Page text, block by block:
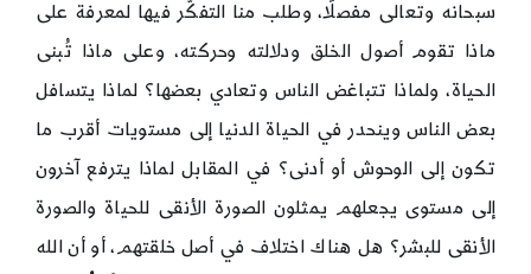
سبحانه وتعالى مفصلًا، وطلب منا التفكّر فيها لمعرفة على
ماذا تقوم أصول الخلق ودلالته وحركته، وعلى ماذا تُبنى
الحياة، ولماذا تتباغض الناس وتعادي بعضها؟ لماذا يتسافل
بعض الناس وينحدر في الحياة الدنيا إلى مستويات أقرب ما
تكون إلى الوحوش أو أدنى؟ في المقابل لماذا يترفع آخرون
إلى مستوى يجعلهم يمثلون الصورة الأنقى للحياة والصورة
الأنقى للبشر؟ هل هناك اختلاف في أصل خلقتهم، أو أن الله